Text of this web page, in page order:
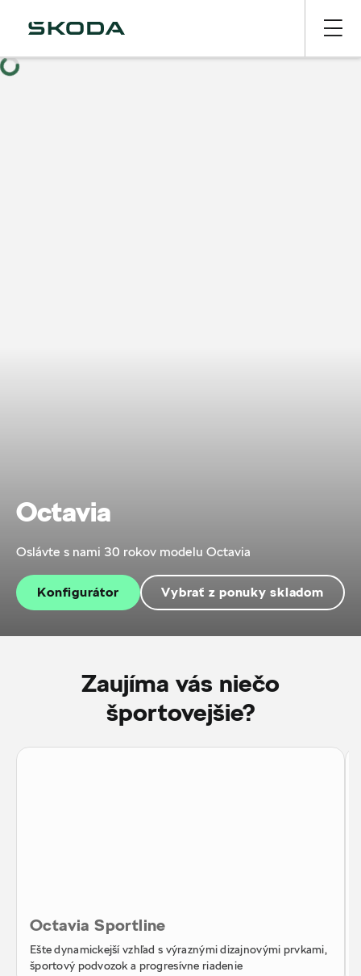
Octavia
Oslávte s nami 30 rokov modelu Octavia
Konfigurátor Vybrať z ponuky skladom
Zaujíma vás niečo
športovejšie?
Octavia Sportline
Ešte dynamickejší vzhľad s výraznými dizajnovými prvkami,
športový podvozok a progresívne riadenie